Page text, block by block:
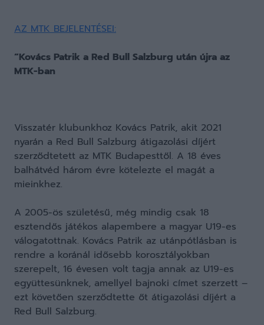
AZ MTK BEJELENTÉSEI:
“Kovács Patrik a Red Bull Salzburg után újra az
MTK-ban
Visszatér klubunkhoz Kovács Patrik, akit 2021
nyarán a Red Bull Salzburg átigazolási díjért
szerződtetett az MTK Budapesttől. A 18 éves
balhátvéd három évre kötelezte el magát a
mieinkhez.
A 2005-ös születésű, még mindig csak 18
esztendős játékos alapembere a magyar U19-es
válogatottnak. Kovács Patrik az utánpótlásban is
rendre a koránál idősebb korosztályokban
szerepelt, 16 évesen volt tagja annak az U19-es
együttesünknek, amellyel bajnoki címet szerzett –
ezt követően szerződtette őt átigazolási díjért a
Red Bull Salzburg.